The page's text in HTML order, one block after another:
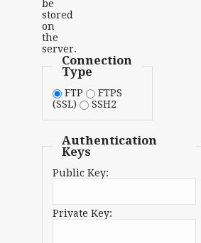
be
stored
on
the
server.
Connection
Type
FTP
(SSL)
SSH2
Authentication
Keys
Public Key:
Private Key: